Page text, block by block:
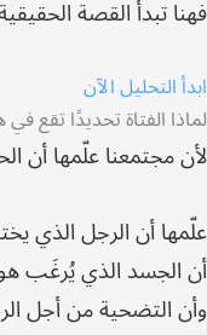
فهنا تبدأ القصة
ابدأ التحليل الآن
لماذا الفتاة تحديدًا تقع في
لأن مجتمعنا علّمها أن
علّمها أن الرجل الذي
أن الجسد الذي يُرغَب
وأن التضحية من أجل